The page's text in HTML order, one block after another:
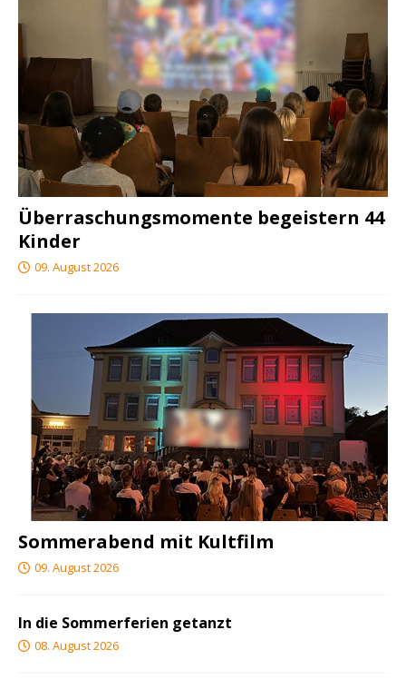
Überraschungsmomente begeistern 44
Kinder
09. August 2026
Sommerabend mit Kultfilm
09. August 2026
In die Sommerferien getanzt
08. August 2026